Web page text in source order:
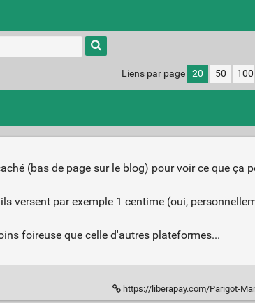
Liens par page 20 50 100
(bas de page sur le blog) pour voir ce que ça
versent par exemple 1 centime (oui,
foireuse que celle d'autres plateformes...
https://liberapay.com/Parigot-